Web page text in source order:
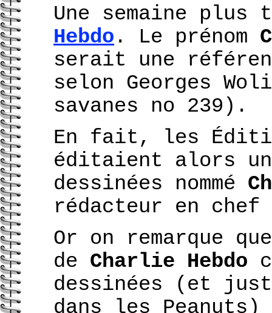
Une semaine
Hebdo . Le prénom
serait une
selon Georges
savanes no 239).
En fait, les
éditaient alors un
dessinées nommé
rédacteur en
Or on remarque
de Charlie Hebdo
dessinées (et
dans les